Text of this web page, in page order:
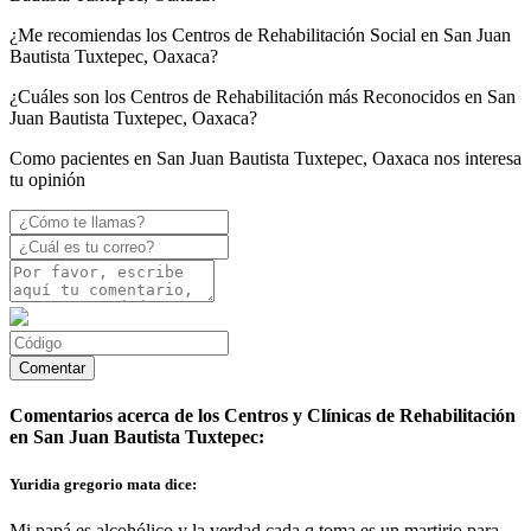
¿Me recomiendas los Centros de Rehabilitación Social en San Juan
Bautista Tuxtepec, Oaxaca?
¿Cuáles son los Centros de Rehabilitación más Reconocidos en San
Juan Bautista Tuxtepec, Oaxaca?
Como pacientes en San Juan Bautista Tuxtepec, Oaxaca nos interesa
tu opinión
Comentarios acerca de los Centros y Clínicas de Rehabilitación
en San Juan Bautista Tuxtepec:
Yuridia gregorio mata dice: